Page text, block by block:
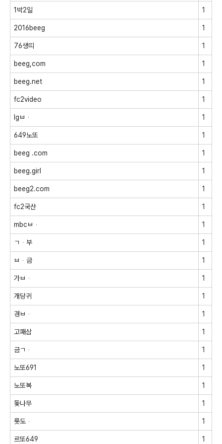
1박2일 1
2016beeg 1
76생띠 1
beeg,com 1
beeg.net 1
fc2video 1
lgㅂᆞ 1
649노또 1
beeg .com 1
beeg.girl 1
beeg2.com 1
fc2국산 1
mbcㅂᆞ 1
ㄱᆞ부 1
ㅂᆞ금 1
가ㅂᆞ 1
개당귀 1
경ㅂᆞ 1
고패삼 1
금ㄱᆞ 1
노또691 1
노또복 1
돛나무 1
롯도ᆞ 1
르또649 1